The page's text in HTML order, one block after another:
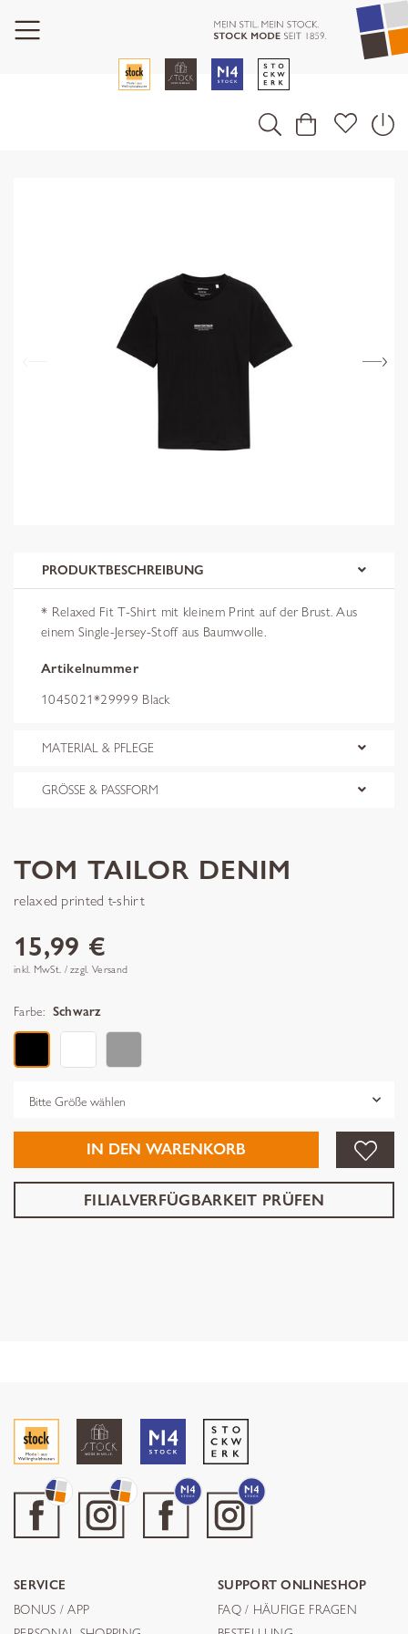
PRODUKTBESCHREIBUNG
* Relaxed Fit T-Shirt mit kleinem Print auf der Brust. Aus
einem Single-Jersey-Stoff aus Baumwolle.
Artikelnummer
1045021*29999 Black
MATERIAL & PFLEGE
GRÖSSE & PASSFORM
TOM TAILOR DENIM
relaxed printed t-shirt
15,99 €
inkl. MwSt. / zzgl. Versand
Farbe: Schwarz
IN DEN WARENKORB
FILIALVERFÜGBARKEIT PRÜFEN
SERVICE
BONUS / APP
SUPPORT ONLINESHOP
FAQ / HÄUFIGE FRAGEN